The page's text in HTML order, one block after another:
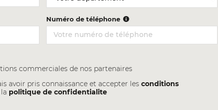
Numéro de téléphone
commerciales de nos partenaires
avoir pris connaissance et accepter lesconditions
politique de confidentialite